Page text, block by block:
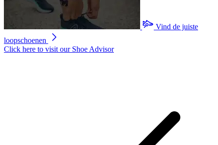
Vind de juiste
loopschoenen
Click here to visit our Shoe Advisor